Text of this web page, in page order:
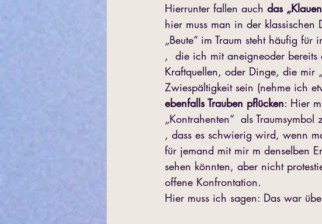
Hierrunter fallen auch das
hier muss man in der klassischen
„Beute“ im Traum steht häufig
,  die ich mit aneigneoder
Kraftquellen, oder Dinge, die mir
Zwiespältigkeit sein (nehme ich
ebenfalls Trauben pflücken: Hier
„Kontrahenten“  als
, dass es schwierig wird, wenn
für jemand mit mir m denselben
sehen könnten, aber nicht
offene Konfrontation.
Hier muss ich sagen: Das war